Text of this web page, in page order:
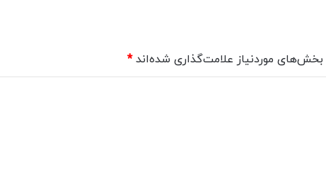
بخش‌های موردنیاز علامت‌گذاری شده‌اند*